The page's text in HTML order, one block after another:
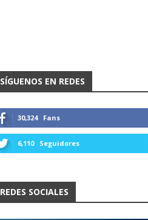
SÍGUENOS EN REDES
30,324 Fans
6,110 Seguidores
REDES SOCIALES